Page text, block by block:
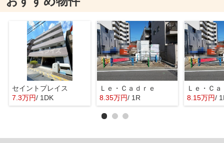
セイントプレイス
7.3万円/ 1DK
Ｌｅ・Ｃａｄｒｅ
8.35万円/ 1R
Ｌｅ・Ｃ
8.15万円/